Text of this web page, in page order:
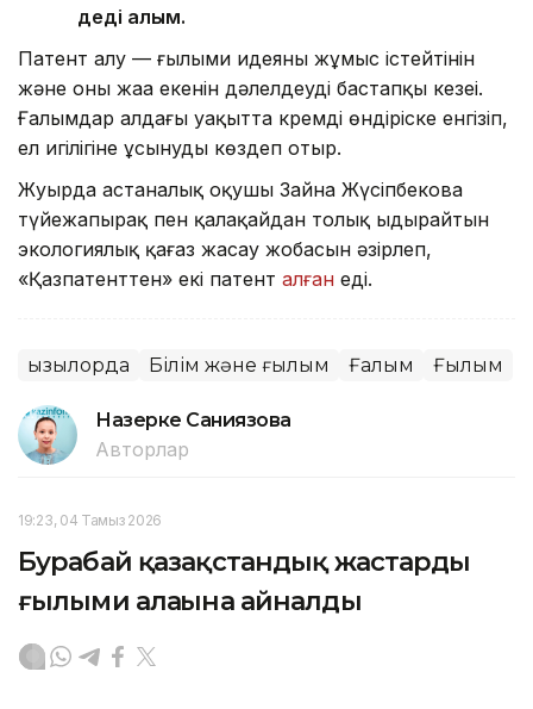
деді ғалым.
Патент алу — ғылыми идеяның жұмыс істейтінін
және оның жаңа екенін дәлелдеудің бастапқы кезеңі.
Ғалымдар алдағы уақытта кремді өндіріске енгізіп,
ел игілігіне ұсынуды көздеп отыр.
Жуырда астаналық оқушы Зайна Жүсіпбекова
түйежапырақ пен қалақайдан толық ыдырайтын
экологиялық қағаз жасау жобасын әзірлеп,
«Қазпатенттен» екі патент алған еді.
Қызылорда Білім және ғылым Ғалым Ғылым
Назерке Саниязова
Авторлар
19:23, 04 Тамыз 2026
Бурабай қазақстандық жастардың
ғылыми алаңына айналды